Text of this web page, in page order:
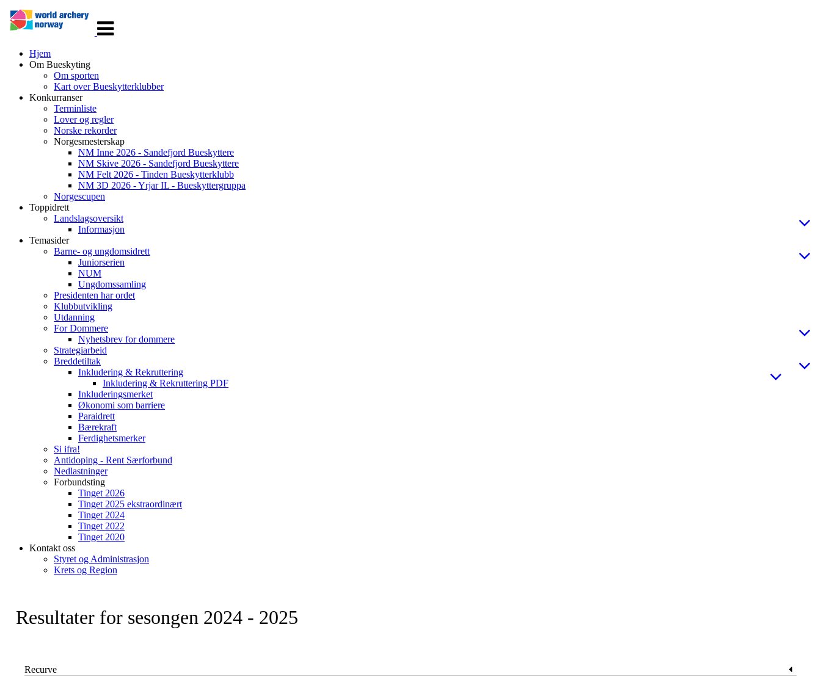
navigasjon
Hjem
Om Bueskyting
Om sporten
Kart over Bueskytterklubber
Konkurranser
Terminliste
Lover og regler
Norske rekorder
Norgesmesterskap
NM Inne 2026 - Sandefjord Bueskyttere
NM Skive 2026 - Sandefjord Bueskyttere
NM Felt 2026 - Tinden Bueskytterklubb
NM 3D 2026 - Yrjar IL - Bueskyttergruppa
Norgescupen
Toppidrett
Landslagsoversikt
Informasjon
Temasider
Barne- og ungdomsidrett
Juniorserien
NUM
Ungdomssamling
Presidenten har ordet
Klubbutvikling
Utdanning
For Dommere
Nyhetsbrev for dommere
Strategiarbeid
Breddetiltak
Inkludering & Rekruttering
Inkludering & Rekruttering PDF
Inkluderingsmerket
Økonomi som barriere
Paraidrett
Bærekraft
Ferdighetsmerker
Si ifra!
Antidoping - Rent Særforbund
Nedlastninger
Forbundsting
Tinget 2026
Tinget 2025 ekstraordinært
Tinget 2024
Tinget 2022
Tinget 2020
Kontakt oss
Styret og Administrasjon
Krets og Region
Resultater for sesongen 2024 - 2025
Recurve